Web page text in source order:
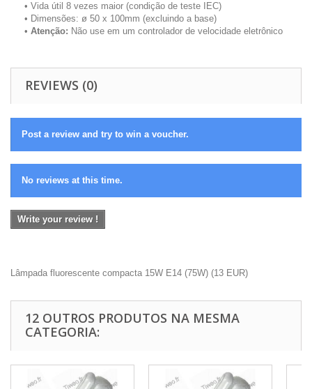
• Vida útil 8 vezes maior (condição de teste IEC)
• Dimensões: ø 50 x 100mm (excluindo a base)
• Atenção: Não use em um controlador de velocidade eletrônico
REVIEWS (0)
Post a review and try to win a voucher.
No reviews at this time.
Write your review !
Lâmpada fluorescente compacta 15W E14 (75W) (13 EUR)
12 OUTROS PRODUTOS NA MESMA
CATEGORIA: